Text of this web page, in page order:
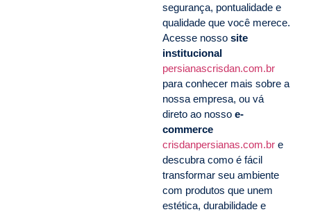
segurança, pontualidade e
qualidade que você merece.
Acesse nosso site
institucional
persianascrisdan.com.br
para conhecer mais sobre a
nossa empresa, ou vá
direto ao nosso e-
commerce
crisdanpersianas.com.br e
descubra como é fácil
transformar seu ambiente
com produtos que unem
estética, durabilidade e